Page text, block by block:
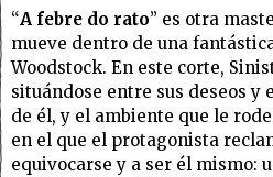
“A febre do rato” es otra
mueve dentro de una
Woodstock. En este corte,
situándose entre sus deseos y
de él, y el ambiente que le
en el que el protagonista
equivocarse y a ser él mismo: